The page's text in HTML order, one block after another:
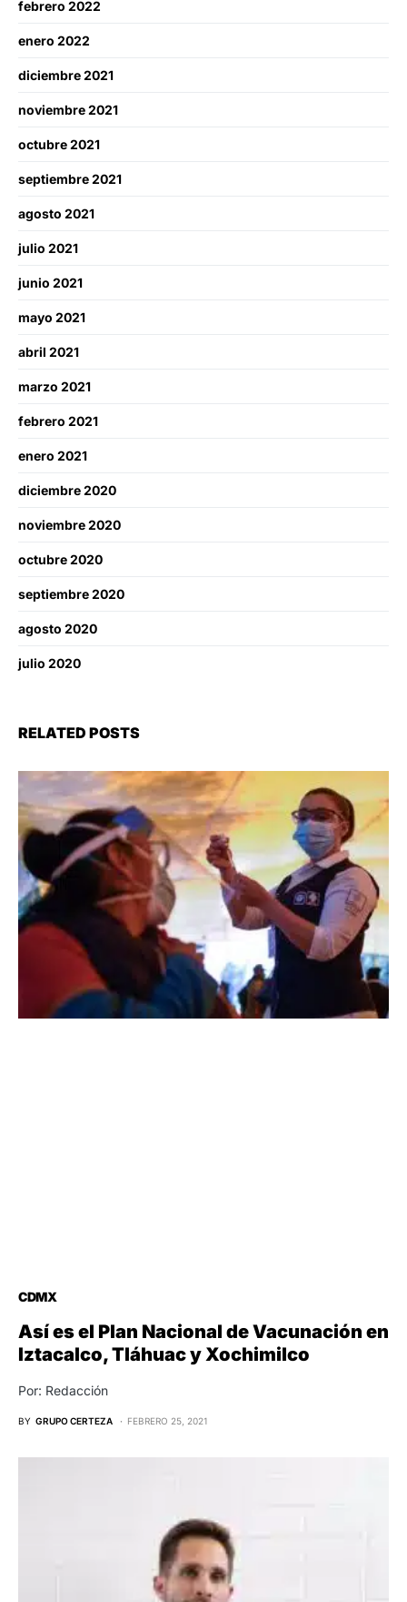
febrero 2022
enero 2022
diciembre 2021
noviembre 2021
octubre 2021
septiembre 2021
agosto 2021
julio 2021
junio 2021
mayo 2021
abril 2021
marzo 2021
febrero 2021
enero 2021
diciembre 2020
noviembre 2020
octubre 2020
septiembre 2020
agosto 2020
julio 2020
RELATED POSTS
CDMX
Así es el Plan Nacional de Vacunación en
Iztacalco, Tláhuac y Xochimilco
Por: Redacción
BY GRUPO CERTEZA FEBRERO 25, 2021